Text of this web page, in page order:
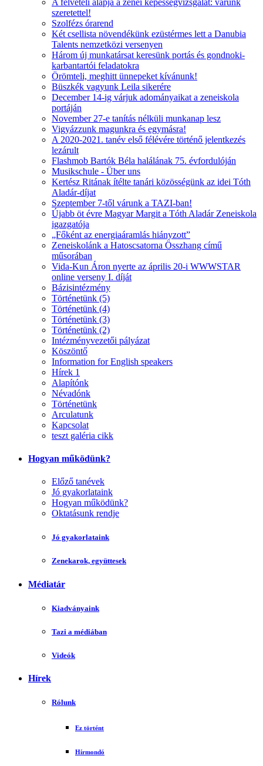
szeretettel!
Szolfézs órarend
Két csellista növendékünk ezüstérmes lett a Danubia
Talents nemzetközi versenyen
Három új munkatársat keresünk portás és gondnoki-
karbantartói feladatokra
Örömteli, meghitt ünnepeket kívánunk!
Büszkék vagyunk Leila sikerére
December 14-ig várjuk adományaikat a zeneiskola
portáján
November 27-e tanítás nélküli munkanap lesz
Vigyázzunk magunkra és egymásra!
A 2020-2021. tanév első félévére történő jelentkezés
lezárult
Flashmob Bartók Béla halálának 75. évfordulóján
Musikschule - Über uns
Kertész Ritának ítélte tanári közösségünk az idei Tóth
Aladár-díjat
Szeptember 7-től várunk a TAZI-ban!
Újabb öt évre Magyar Margit a Tóth Aladár Zeneiskola
igazgatója
„Főként az energiaáramlás hiányzott”
Zeneiskolánk a Hatoscsatorna Összhang című
műsorában
Vida-Kun Áron nyerte az április 20-i WWWSTAR
online verseny I. díját
Bázisintézmény
Történetünk (5)
Történetünk (4)
Történetünk (3)
Történetünk (2)
Intézményvezetői pályázat
Köszöntő
Information for English speakers
Hírek 1
Alapítónk
Névadónk
Történetünk
Arculatunk
Kapcsolat
teszt galéria cikk
Hogyan működünk?
Előző tanévek
Jó gyakorlataink
Hogyan működünk?
Oktatásunk rendje
Jó gyakorlataink
Zenekarok, együttesek
Médiatár
Kiadványaink
Tazi a médiában
Videók
Hírek
Rólunk
Ez történt
Hírmondó